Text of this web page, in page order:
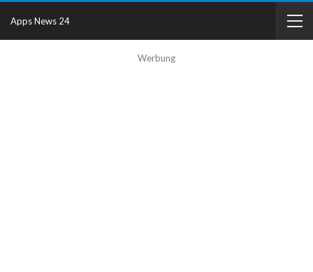
Werbung
Apps News 24